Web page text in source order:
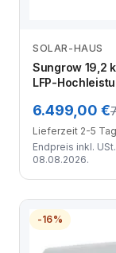
SOLAR-HAUS
Sungrow 19,2
LFP-
6.499,00 €
Lieferzeit 2-5
Endpreis inkl.
08.08.2026.
-16%